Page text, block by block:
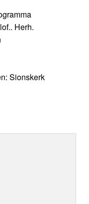
Herh.
Sionskerk